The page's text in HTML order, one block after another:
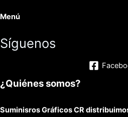
Menú
Síguenos
¿Quiénes somos?
Suminisros Gráficos CR